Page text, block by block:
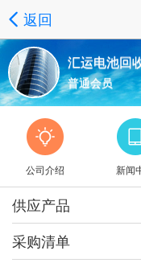
返回
汇运电池回
普通会员
公司介绍 新闻
供应产品
采购清单